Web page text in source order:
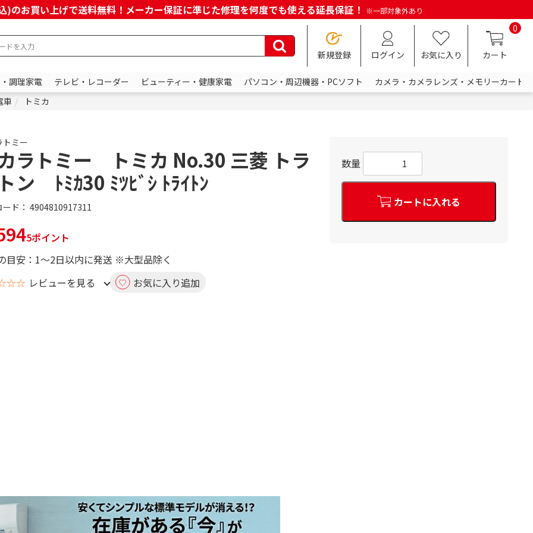
のお買い上げで送料無料！メーカー保証に準じた修理を何度でも使える延長保証！ ※一部対象外あり
新規登録 ログイン お気に入り
0
カート
調理家電 テレビ・レコーダー ビューティー・健康家電 パソコン・周辺機器・PCソフト
カメラ・カメラレンズ・メモリーカード
車
トミカ
トミー
ラトミー トミカ No.30 三菱 トラ
ン ﾄﾐｶ30 ﾐﾂﾋﾞｼ ﾄﾗｲﾄﾝ
ド： 4904810917311
5ポイント
目安：1～2日以内に発送 ※大型品除く
レビューを見る お気に入り追加
数量
カートに入れる